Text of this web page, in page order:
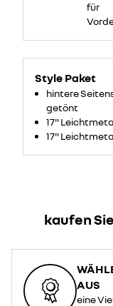
für
Style Paket
hintere
getönt
17"
17"
kaufen
AUS
eine